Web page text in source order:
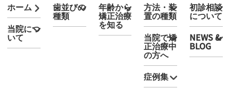
ホーム
当院につ
いて
歯並びの
種類
年齢から
矯正治療
を知る
方法・装
置の種類
当院で矯
正治療中
の方へ
症例集
初診相談
について
NEWS &
BLOG